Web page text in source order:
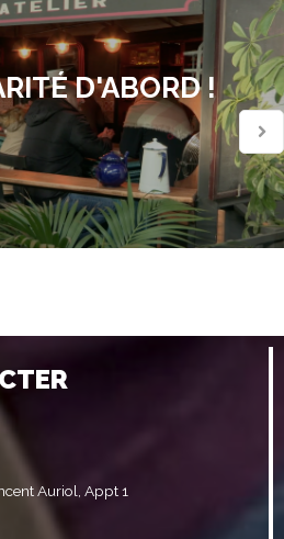
D'ABORD !
Auriol, Appt 1